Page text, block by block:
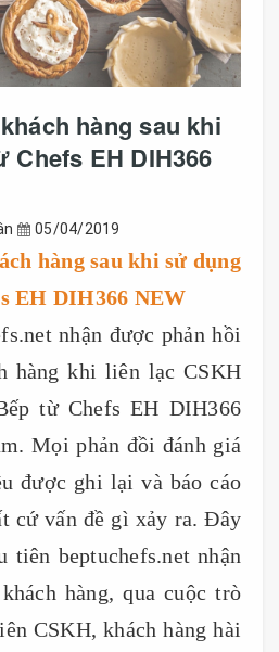
hàng sau khi
EH DIH366
05/04/2019
hàng sau khi sử dụng
EH DIH366 NEW
nhận được phản hồi
hàng khi liên lạc CSKH
từ Chefs EH DIH366
Mọi phản đồi đánh giá
được ghi lại và báo cáo
cứ vấn đề gì xảy ra. Đây
tiên beptuchefs.net nhận
hàng, qua cuộc trò
CSKH, khách hàng hài